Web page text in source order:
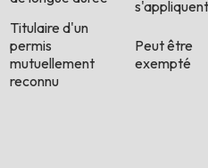
s'appliquent
Titulaire d'un
permis
mutuellement
reconnu
Peut être
exempté